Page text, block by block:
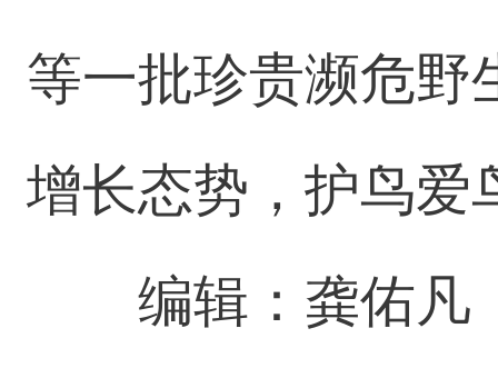
等一批珍贵濒危野
增长态势，护鸟爱
编辑：龚佑凡